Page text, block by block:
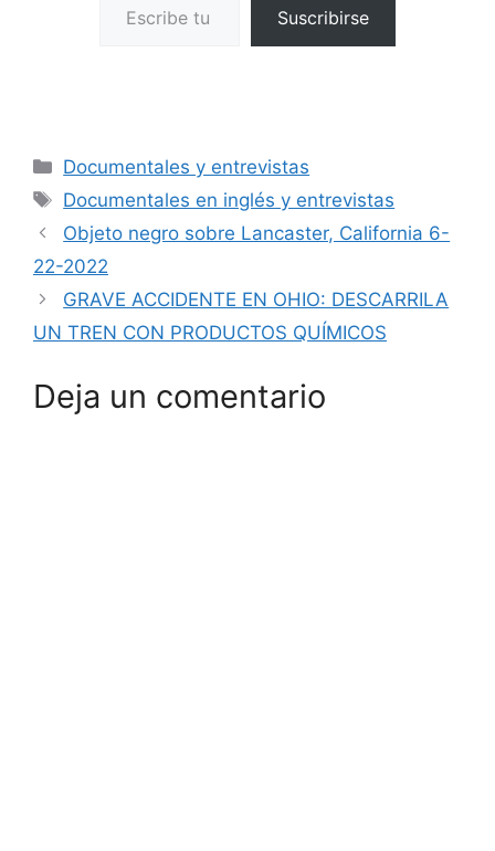
Suscribirse
Categorías
Documentales y entrevistas
Etiquetas
Documentales en inglés y entrevistas
Objeto negro sobre Lancaster, California 6-
22-2022
GRAVE ACCIDENTE EN OHIO: DESCARRILA
UN TREN CON PRODUCTOS QUÍMICOS
Deja un comentario